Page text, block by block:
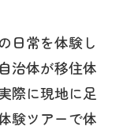
日常を体験し
治体が移住体
際に現地に足
験ツアーで体